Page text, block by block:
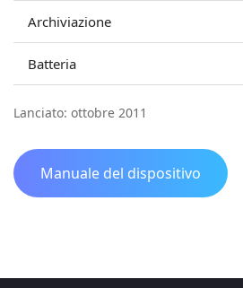
Archiviazione
Batteria
Lanciato: ottobre 2011
Manuale del dispositivo